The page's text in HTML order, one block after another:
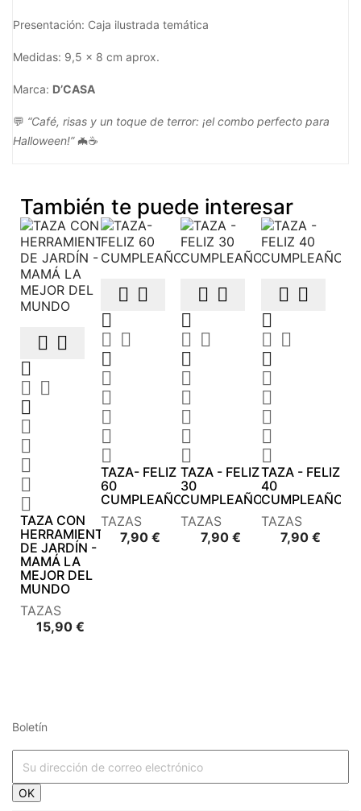
Presentación: Caja ilustrada temática
Medidas: 9,5 x 8 cm aprox.
Marca: D’CASA
💬 “Café, risas y un toque de terror: ¡el combo perfecto para
Halloween!”🦇☕
También te puede interesar
 

 






TAZA CON
HERRAMIENTAS
DE JARDÍN -
MAMÁ LA
MEJOR DEL
MUNDO
TAZAS
15,90 €Precio
 

 






TAZA- FELIZ
60
CUMPLEAÑOS
TAZAS
7,90 €
 

 






TAZA - FELIZ
30
CUMPLEAÑOS
TAZAS
7,90 €Precio
 

 






TAZA - FELIZ
40
CUMPLEAÑOS
TAZAS
7,90 €

 

 

 
 
Boletín
OK